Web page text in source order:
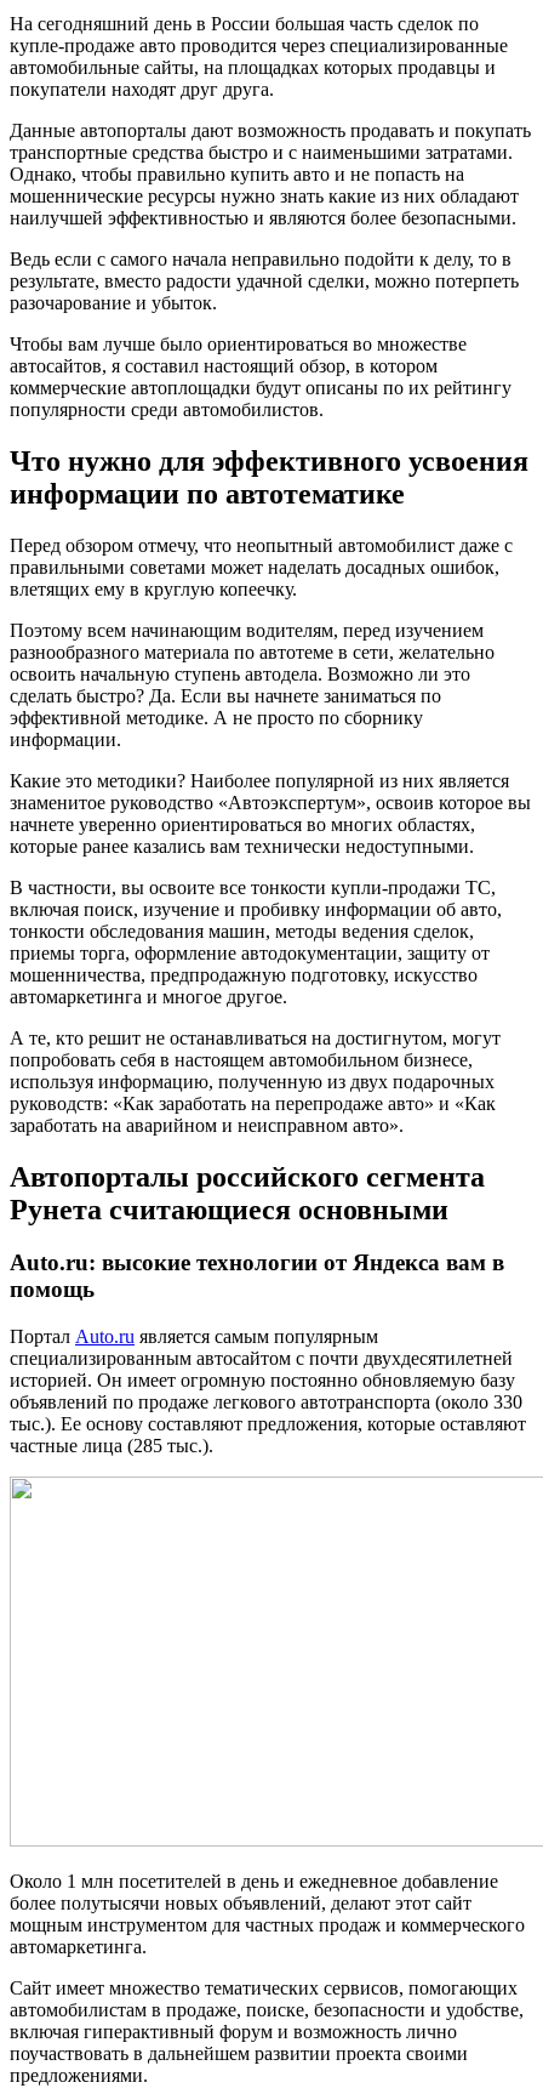
На сегодняшний день в России большая часть сделок по
купле-продаже авто проводится через специализированные
автомобильные сайты, на площадках которых продавцы и
покупатели находят друг друга.
Данные автопорталы дают возможность продавать и покупать
транспортные средства быстро и с наименьшими затратами.
Однако, чтобы правильно купить авто и не попасть на
мошеннические ресурсы нужно знать какие из них обладают
наилучшей эффективностью и являются более безопасными.
Ведь если с самого начала неправильно подойти к делу, то в
результате, вместо радости удачной сделки, можно потерпеть
разочарование и убыток.
Чтобы вам лучше было ориентироваться во множестве
автосайтов, я составил настоящий обзор, в котором
коммерческие автоплощадки будут описаны по их рейтингу
популярности среди автомобилистов.
Что нужно для эффективного усвоения
информации по автотематике
Перед обзором отмечу, что неопытный автомобилист даже с
правильными советами может наделать досадных ошибок,
влетящих ему в круглую копеечку.
Поэтому всем начинающим водителям, перед изучением
разнообразного материала по автотеме в сети, желательно
освоить начальную ступень автодела. Возможно ли это
сделать быстро? Да. Если вы начнете заниматься по
эффективной методике. А не просто по сборнику
информации.
Какие это методики? Наиболее популярной из них является
знаменитое руководство «Автоэкспертум», освоив которое вы
начнете уверенно ориентироваться во многих областях,
которые ранее казались вам технически недоступными.
В частности, вы освоите все тонкости купли-продажи ТС,
включая поиск, изучение и пробивку информации об авто,
тонкости обследования машин, методы ведения сделок,
приемы торга, оформление автодокументации, защиту от
мошенничества, предпродажную подготовку, искусство
автомаркетинга и многое другое.
А те, кто решит не останавливаться на достигнутом, могут
попробовать себя в настоящем автомобильном бизнесе,
используя информацию, полученную из двух подарочных
руководств: «Как заработать на перепродаже авто» и «Как
заработать на аварийном и неисправном авто».
Автопорталы российского сегмента
Рунета считающиеся основными
Auto.ru: высокие технологии от Яндекса вам в
помощь
Портал Auto.ru является самым популярным
специализированным автосайтом с почти двухдесятилетней
историей. Он имеет огромную постоянно обновляемую базу
объявлений по продаже легкового автотранспорта (около 330
тыс.). Ее основу составляют предложения, которые оставляют
частные лица (285 тыс.).
Около 1 млн посетителей в день и ежедневное добавление
более полутысячи новых объявлений, делают этот сайт
мощным инструментом для частных продаж и коммерческого
автомаркетинга.
Сайт имеет множество тематических сервисов, помогающих
автомобилистам в продаже, поиске, безопасности и удобстве,
включая гиперактивный форум и возможность лично
поучаствовать в дальнейшем развитии проекта своими
предложениями.